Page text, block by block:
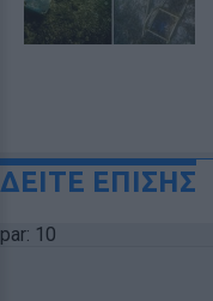
ΔΕΙΤΕ ΕΠΙΣΗΣ
par: 10